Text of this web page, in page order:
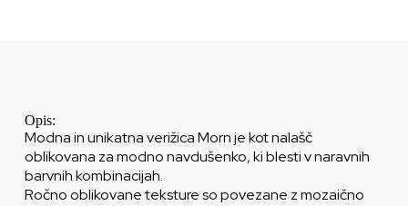
Opis:
Modna in unikatna verižica Morn je kot nalašč
oblikovana za modno navdušenko, ki blesti v naravnih
barvnih kombinacijah.
Ročno oblikovane teksture so povezane z mozaično